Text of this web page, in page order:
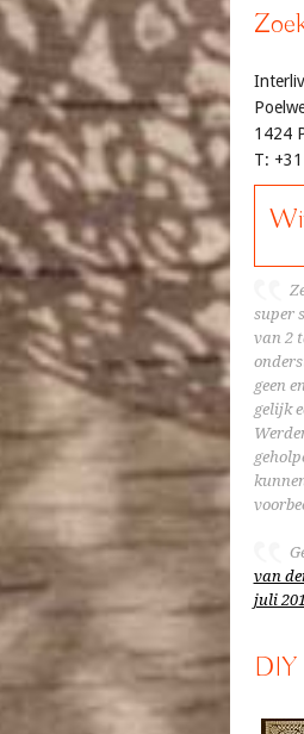
1424
T:
super
van 2
geen
gelijk
van
juli
DIY